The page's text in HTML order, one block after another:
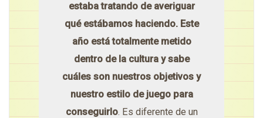
estaba tratando de averiguar
qué estábamos haciendo. Este
año está totalmente metido
dentro de la cultura y sabe
cuáles son nuestros objetivos y
nuestro estilo de juego para
conseguirlo. Es diferente de un